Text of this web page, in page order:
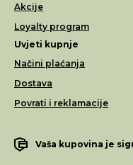
Akcije
Loyalty program
Uvjeti kupnje
Načini plaćanja
Dostava
Povrati i reklamacije
Vaša kupovina je